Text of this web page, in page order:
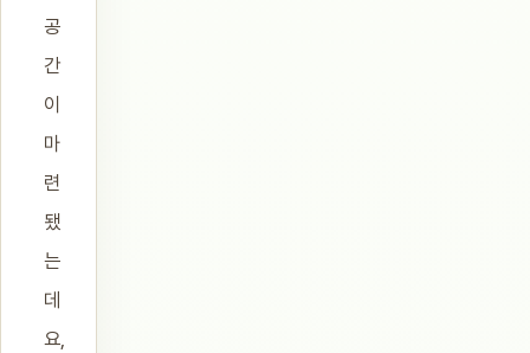
공
간
이
마
련
됐
는
데
요,